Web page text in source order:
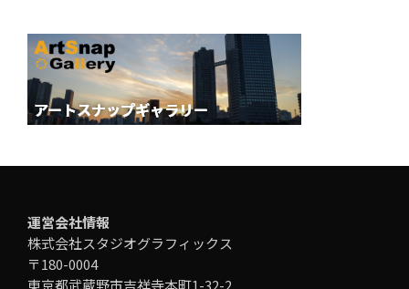
運営会社情報
株式会社スタジオグラフィックス
〒180-0004